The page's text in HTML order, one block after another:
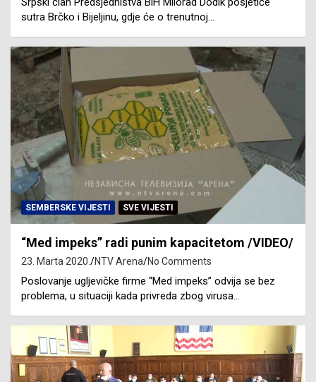
sutra Brčko i Bijeljinu, gdje će o trenutnoj…
SEMBERSKE VIJESTI SVE VIJESTI
“Med impeks” radi punim kapacitetom /VIDEO/
23. Marta 2020. NTV Arena No Comments
Poslovanje ugljevičke firme “Med impeks” odvija se bez
problema, u situaciji kada privreda zbog virusa…